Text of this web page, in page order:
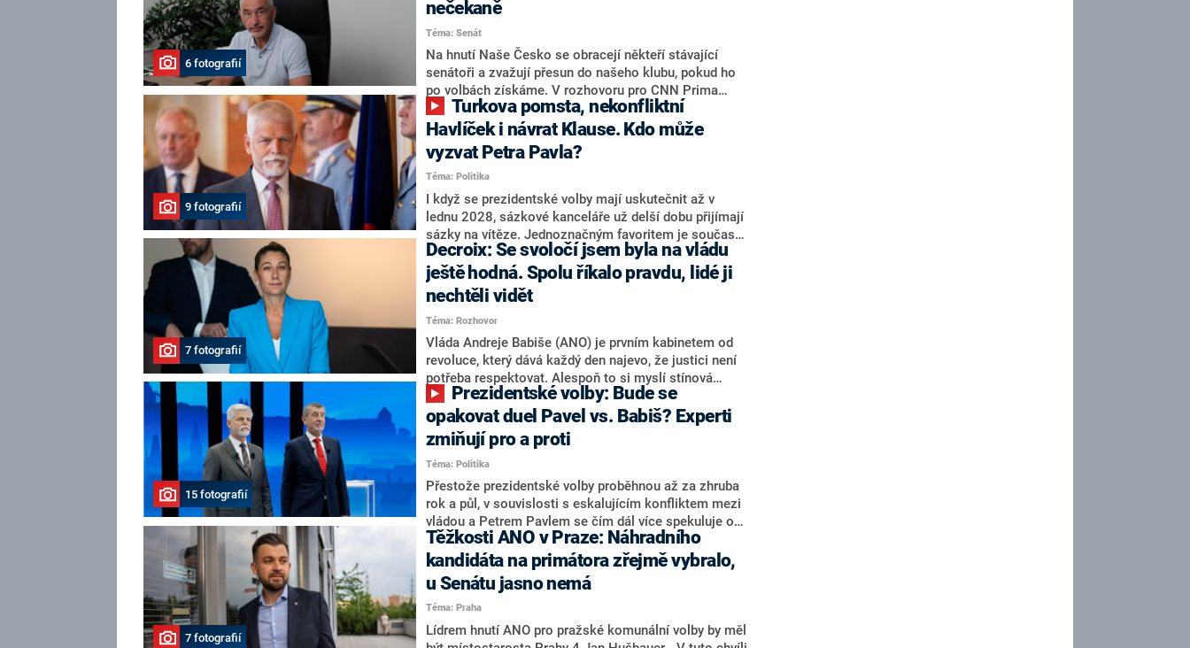
aktivitu opozice, o níž vládní strany nebo političtí
komentátoři mluví jako o slabé a v defenzivě. „Je to
úmorná práce upozorňovat na chyby vlády. Ministři s
námi navíc nechodí do debat. Chceme ale ukazovat
svoje témata,“ odpověděl Grolich na dotaz CNN Prima
NEWS.
6 fotografií
nečekaně
Téma: Senát
Na hnutí Naše Česko se obracejí někteří stávající
senátoři a zvažují přesun do našeho klubu, pokud ho
po volbách získáme. V rozhovoru pro CNN Prima
NEWS to řekl zakladatel hnutí a jihočeský hejtman
Martin Kuba. Konkrétní nebyl, ale získat by takto mohl
například senátora Zdeňka Hrabu, který je dnes
součástí klubu ODS a TOP 09. Hraba to na dotaz
redakce nevyloučil. Předseda klubu senátorů ODS
Zdeněk Nytra redakci řekl, že počítá s odchodem
některých senátorů z klubu a že Naše Česko není
nepřítel, ale soupeř.
9 fotografií
Havlíček i návrat Klause. Kdo může
vyzvat Petra Pavla?
Téma: Politika
I když se prezidentské volby mají uskutečnit až v
lednu 2028, sázkové kanceláře už delší dobu přijímají
sázky na vítěze. Jednoznačným favoritem je současná
hlava státu Petr Pavel. Daleko za ním pak bookmakeři
zmiňují dva výrazné politiky ANO, tedy premiéra
Andreje Babiše a ministra průmyslu Karla Havlíčka.
Oblíbeným tipem samotných sázkařů je poslanec za
Motoristy Filip Turek. Politolog Jan Kubáček nicméně
o případné kandidatuře kohokoliv ze zmíněné trojice
značně pochybuje. Podle něj současná koalice dosud
nemá osobu, která by Pavlovi mohla konkurovat.
7 fotografií
Decroix: Se svoločí jsem byla na vládu
ještě hodná. Spolu říkalo pravdu, lidé ji
nechtěli vidět
Téma: Rozhovor
Vláda Andreje Babiše (ANO) je prvním kabinetem od
revoluce, který dává každý den najevo, že justici není
potřeba respektovat. Alespoň to si myslí stínová
ministryně spravedlnosti ODS Eva Decroix. V
rozhovoru pro CNN Prima NEWS si nebrala servítky
ohledně politického výkonu svého nástupce Jeronýma
Tejce (za ANO) či vládní zmocněnkyně pro lidská
práva Taťány Malé (ANO). Označením „svoloč“ na
adresu vlády prý byla ještě hodná. Decroix se také
vrátila k volební porážce koalice Spolu či promluvila o
hnutí Naše Česko Martina Kuby.
15 fotografií
opakovat duel Pavel vs. Babiš? Experti
zmiňují pro a proti
Téma: Politika
Přestože prezidentské volby proběhnou až za zhruba
rok a půl, v souvislosti s eskalujícím konfliktem mezi
vládou a Petrem Pavlem se čím dál více spekuluje o
tom, koho by do bitvy o Hrad mohla vyslat současná
koalice. Někteří političtí komentátoři znovu vytahují
jméno premiéra Andreje Babiše (ANO). Jak moc je
pravděpodobné, že se v prezidentských volbách 2028
bude znovu opakovat souboj z roku 2023?
7 fotografií
Těžkosti ANO v Praze: Náhradního
kandidáta na primátora zřejmě vybralo,
u Senátu jasno nemá
Téma: Praha
Lídrem hnutí ANO pro pražské komunální volby by měl